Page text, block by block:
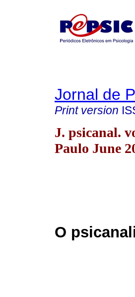
Jornal de
Print version
J. psicanal.
Paulo June
O